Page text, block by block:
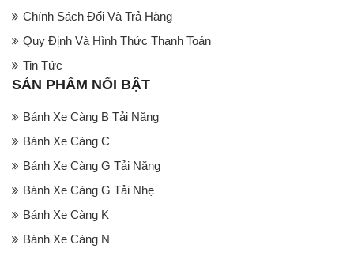
Chính Sách Đổi Và Trả Hàng
Quy Định Và Hình Thức Thanh Toán
Tin Tức
SẢN PHẨM NỔI BẬT
Bánh Xe Càng B Tải Nặng
Bánh Xe Càng C
Bánh Xe Càng G Tải Nặng
Bánh Xe Càng G Tải Nhẹ
Bánh Xe Càng K
Bánh Xe Càng N